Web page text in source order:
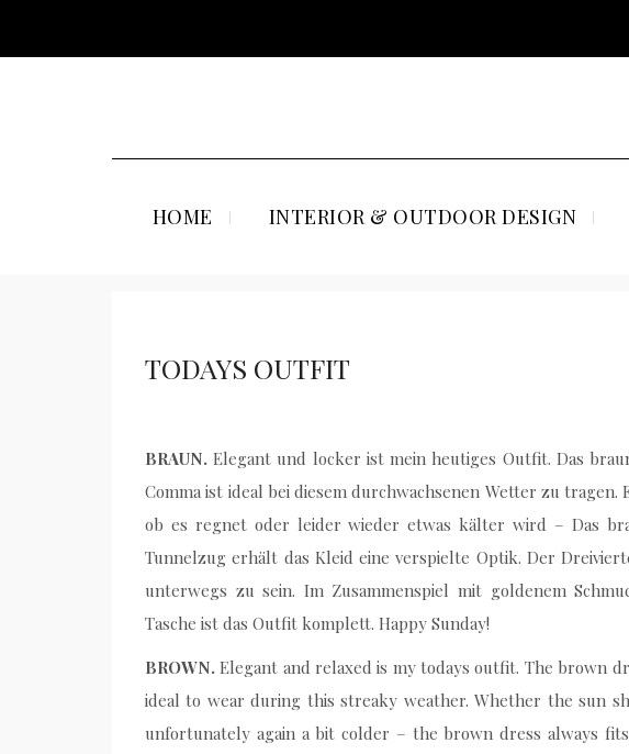
HOME INTERIOR & OUTDOOR DESIGN
TODAYS OUTFIT
BRAUN. Elegant und locker ist mein heutiges Outfit. Das
Comma ist ideal bei diesem durchwachsenen Wetter zu tragen.
ob es regnet oder leider wieder etwas kälter wird – Das
Tunnelzug erhält das Kleid eine verspielte Optik. Der
unterwegs zu sein. Im Zusammenspiel mit goldenem
Tasche ist das Outfit komplett. Happy Sunday!
BROWN. Elegant and relaxed is my todays outfit. The brown
ideal to wear during this streaky weather. Whether the sun
unfortunately again a bit colder – the brown dress always